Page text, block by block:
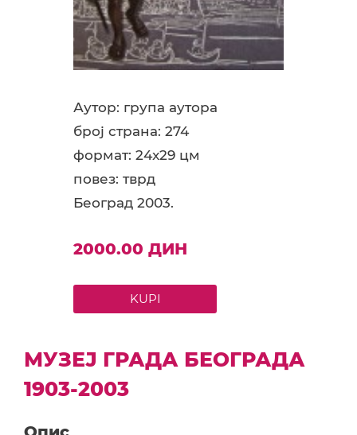
Аутор: група аутора
број страна: 274
формат: 24x29 цм
повез: тврд
Београд 2003.
2000.00 ДИН
KUPI
МУЗЕЈ ГРАДА БЕОГРАДА
1903-2003